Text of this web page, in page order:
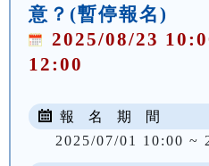
意？(暫停報名)
2025/08/23
12:00
報 名 期 間
2025/07/01 10:00 ~